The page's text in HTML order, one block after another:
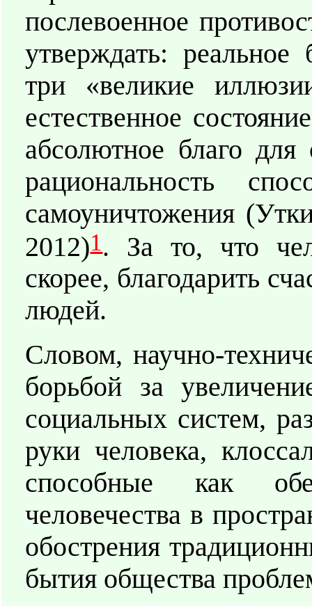
послевоенное
утверждать:
три «великие
естественное
абсолютное благо
рациональность
самоуничтожения
2012)1. За то, что
скорее, благодарить
людей.
Словом, научно-
борьбой за
социальных систем,
руки человека,
способные как
человечества в
обострения
бытия общества